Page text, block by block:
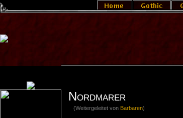
Nordmarer
(Weitergeleitet von Barbaren)